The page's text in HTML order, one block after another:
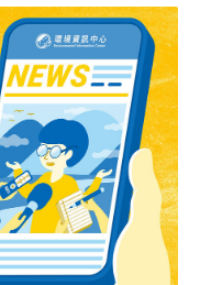
、車籍資料後任其離
男子受檢時聲稱鳥糞
，將轉請台北市政府
保處技正陳以詮說，
姓男子行為涉嫌違反
查到的資料研議裁